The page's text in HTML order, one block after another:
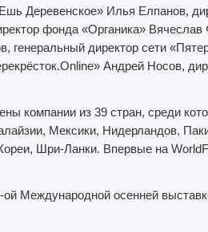
Деревенское» Илья Елпанов,
фонда «Органика»
генеральный директор сети
Андрей Носов,
компании из 39 стран, среди
Мексики, Нидерландов,
Шри-Ланки. Впервые на
Международной осенней